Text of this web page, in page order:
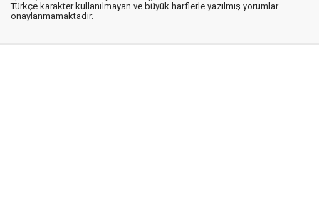
Türkçe karakter kullanılmayan ve büyük harflerle yazılmış yorumlar
onaylanmamaktadır.